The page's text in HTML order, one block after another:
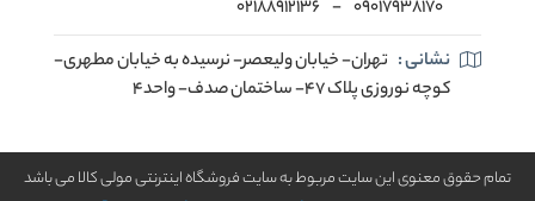
۰۹۰۱۷۹۳۸۱۷۰ -
02188912136
نشانی : تهران- خیابان ولیعصر- نرسیده به خیابان مطهری-
کوچه نوروزی پلاک ۴۷- ساختمان صدف- واحد۴
تمام حقوق معنوی این سایت مربوط به سایت فروشگاه اینترنتی مولی کالا می باشد